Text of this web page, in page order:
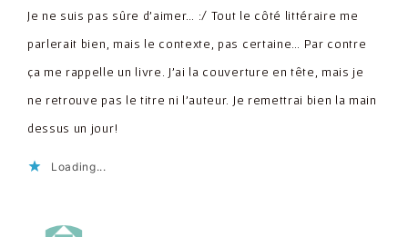
Je ne suis pas sûre d'aimer… :/ Tout le côté littéraire me
parlerait bien, mais le contexte, pas certaine… Par contre
ça me rappelle un livre. J'ai la couverture en tête, mais je
ne retrouve pas le titre ni l'auteur. Je remettrai bien la main
dessus un jour!
Loading...